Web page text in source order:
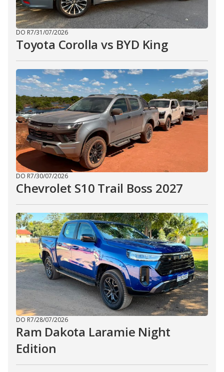
DO R7/31/07/2026
Toyota Corolla vs BYD King
DO R7/30/07/2026
Chevrolet S10 Trail Boss 2027
DO R7/28/07/2026
Ram Dakota Laramie Night
Edition